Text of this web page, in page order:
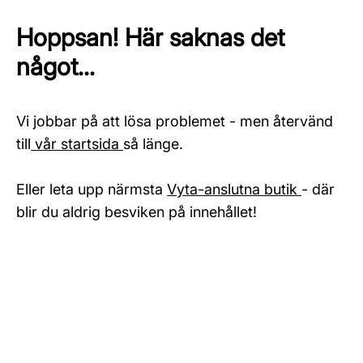
Hoppsan! Här saknas det
något...
Vi jobbar på att lösa problemet - men återvänd
till vår startsida så länge.
Eller leta upp närmsta Vyta-anslutna butik - där
blir du aldrig besviken på innehållet!